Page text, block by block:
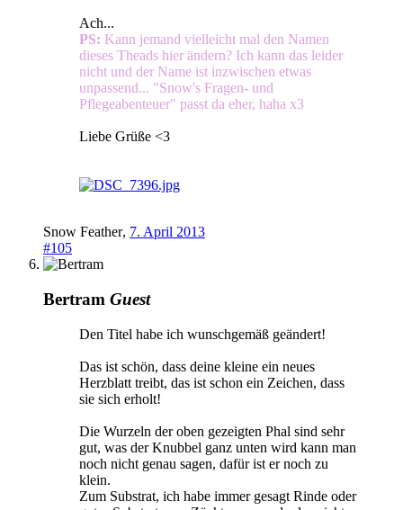
Ach...
PS: Kann jemand vielleicht mal den Namen
dieses Theads hier ändern? Ich kann das leider
nicht und der Name ist inzwischen etwas
unpassend... "Snow's Fragen- und
Pflegeabenteuer" passt da eher, haha x3
Liebe Grüße <3
Snow Feather, 7. April 2013
#105
Bertram Guest
Den Titel habe ich wunschgemäß geändert!
Das ist schön, dass deine kleine ein neues
Herzblatt treibt, das ist schon ein Zeichen, dass
sie sich erholt!
Die Wurzeln der oben gezeigten Phal sind sehr
gut, was der Knubbel ganz unten wird kann man
noch nicht genau sagen, dafür ist er noch zu
klein.
Zum Substrat, ich habe immer gesagt Rinde oder